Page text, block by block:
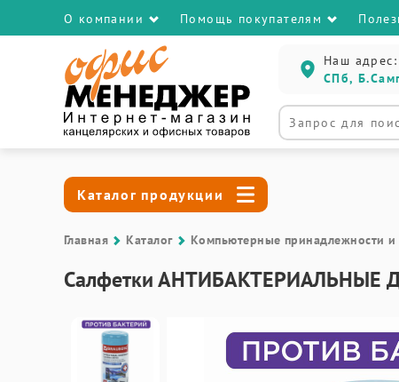
О компании Помощь покупателям
Наш адрес:
СПб,
Каталог продукции
Главная Каталог Компьютерные принадлежности
Салфетки АНТИБАКТЕРИАЛЬНЫЕ